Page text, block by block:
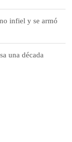
infiel y se armó
una década